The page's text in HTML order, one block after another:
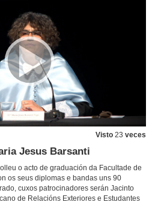
Visto 23 veces
Jesus Barsanti
o acto de graduación da Facultade de
os seus diplomas e bandas uns 90
cuxos patrocinadores serán Jacinto
de Relacións Exteriores e Estudantes